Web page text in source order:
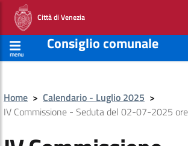
Città di Venezia
menu
Consiglio comunale
Home > Calendario - Luglio 2025 >
IV Commissione - Seduta del 02-07-2025